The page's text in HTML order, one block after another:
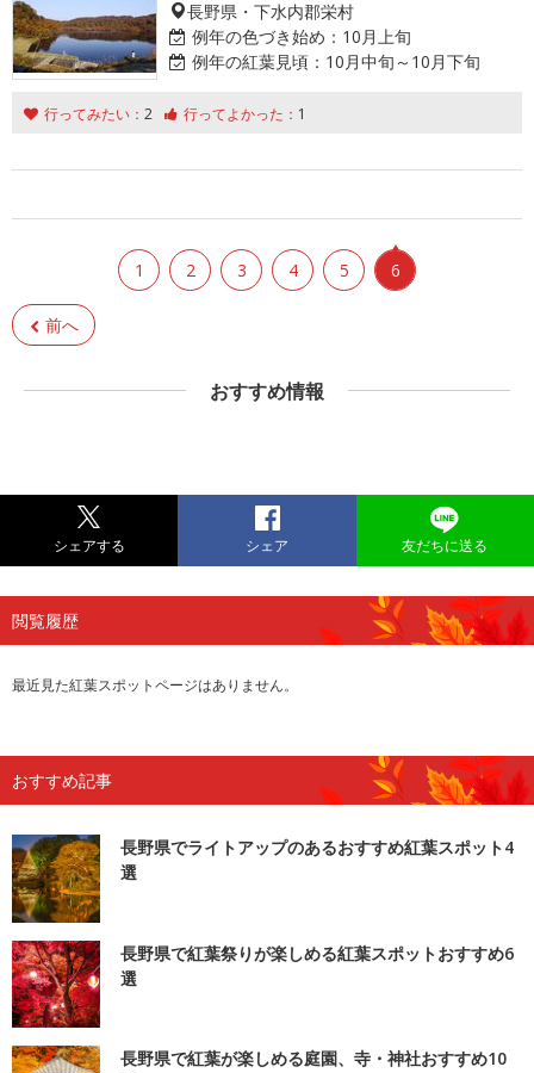
長野県・下水内郡栄村
例年の色づき始め： 10月上旬
例年の紅葉見頃： 10月中旬～10月下旬
行ってみたい： 2 行ってよかった： 1
前へ
1 2 3 4 5 6
おすすめ情報
シェアする シェア 友だちに送る
閲覧履歴
最近見た紅葉スポットページはありません。
おすすめ記事
長野県でライトアップのあるおすすめ紅葉スポット4
選
長野県で紅葉祭りが楽しめる紅葉スポットおすすめ6
選
長野県で紅葉が楽しめる庭園、寺・神社おすすめ10